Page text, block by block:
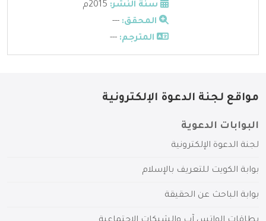
سنة النشر:
المحقق: ---
المترجم: ---
مواقع لجنة الدعوة الإلكترونية
البوابات الدعوية
لجنة الدعوة الإلكترونية
بوابة الكويت للتعريف بالإسلام
بوابة الباحث عن الحقيقة